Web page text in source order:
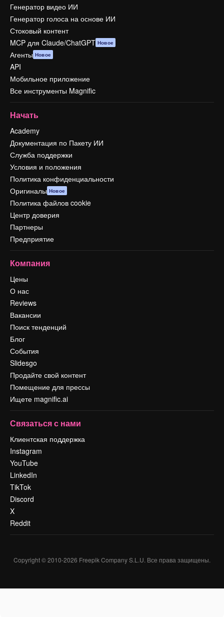
Генератор видео ИИ
Генератор голоса на основе ИИ
Стоковый контент
MCP для Claude/ChatGPT Новое
Агенты Новое
API
Мобильное приложение
Все инструменты Magnific
Начать
Academy
Документация по Пакету ИИ
Служба поддержки
Условия и положения
Политика конфиденциальности
Оригиналы Новое
Политика файлов cookie
Центр доверия
Партнеры
Предприятие
Компания
Цены
О нас
Reviews
Вакансии
Поиск тенденций
Блог
События
Slidesgo
Продайте свой контент
Помещение для прессы
Ищете magnific.ai
Связаться с нами
Клиентская поддержка
Instagram
YouTube
LinkedIn
TikTok
Discord
X
Reddit
Copyright © 2010-2026 Freepik Company S.L.U. Все права защищены.